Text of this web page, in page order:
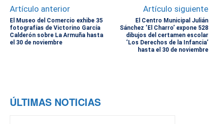
Artículo anterior
El Museo del Comercio exhibe 35
fotografías de Victorino García
Calderón sobre La Armuña hasta
el 30 de noviembre
Artículo siguiente
El Centro Municipal Julián
Sánchez ‘El Charro’ expone 528
dibujos del certamen escolar
‘Los Derechos de la Infancia’
hasta el 30 de noviembre
ÚLTIMAS NOTICIAS